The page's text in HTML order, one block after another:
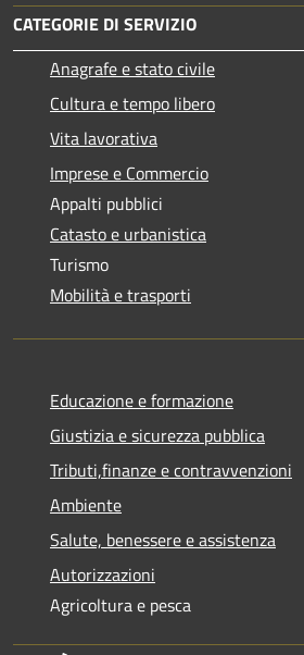
CATEGORIE DI SERVIZIO
Anagrafe e stato civile
Cultura e tempo libero
Vita lavorativa
Imprese e Commercio
Appalti pubblici
Catasto e urbanistica
Turismo
Mobilità e trasporti
Educazione e formazione
Giustizia e sicurezza pubblica
Tributi,finanze e contravvenzioni
Ambiente
Salute, benessere e assistenza
Autorizzazioni
Agricoltura e pesca